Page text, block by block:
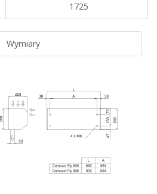
1725
Wymiary